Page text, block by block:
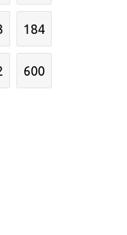
184
600